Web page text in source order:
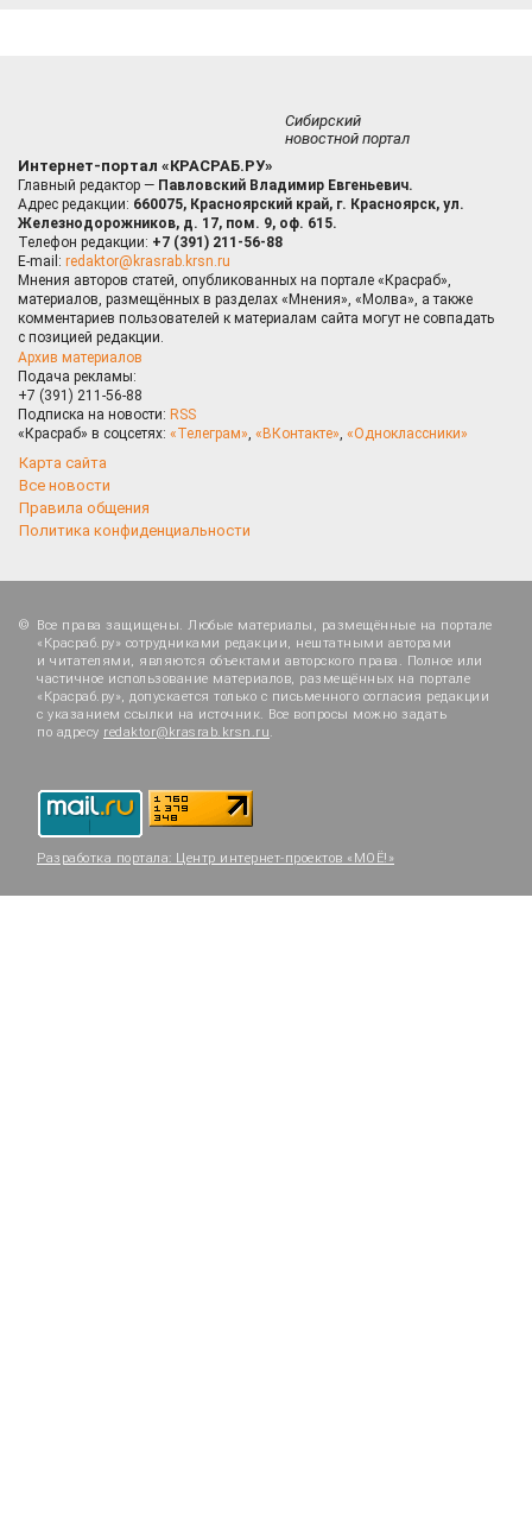
Сибирский
новостной портал
Интернет-портал «КРАСРАБ.РУ»
Главный редактор — Павловский Владимир Евгеньевич.
Адрес редакции: 660075, Красноярский край, г. Красноярск, ул.
Железнодорожников, д. 17, пом. 9, оф. 615.
Телефон редакции: +7 (391) 211-56-88
E-mail: redaktor@krasrab.krsn.ru
Мнения авторов статей, опубликованных на портале «Красраб»,
материалов, размещённых в разделах «Мнения», «Молва», а также
комментариев пользователей к материалам сайта могут не совпадать
с позицией редакции.
Архив материалов
Подача рекламы:
+7 (391) 211-56-88
Подписка на новости: RSS
«Красраб» в соцсетях: «Телеграм», «ВКонтакте», «Одноклассники»
Карта сайта
Все новости
Правила общения
Политика конфиденциальности
Все права защищены. Любые материалы, размещённые на портале
«Красраб.ру» сотрудниками редакции, нештатными авторами
и читателями, являются объектами авторского права. Полное или
частичное использование материалов, размещённых на портале
«Красраб.ру», допускается только с письменного согласия редакции
с указанием ссылки на источник. Все вопросы можно задать
по адресу redaktor@krasrab.krsn.ru.
Разработка портала: Центр интернет-проектов «МОЁ!»